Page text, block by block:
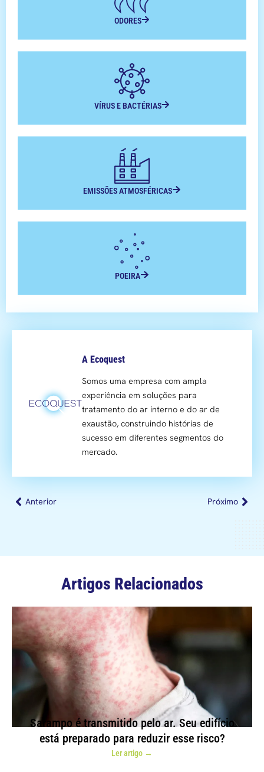
ODORES
VÍRUS E BACTÉRIAS
EMISSÕES ATMOSFÉRICAS
POEIRA
A Ecoquest
Somos uma empresa com ampla
experiência em soluções para
tratamento do ar interno e do ar de
exaustão, construindo histórias de
sucesso em diferentes segmentos do
mercado.
Anterior Próximo
Artigos Relacionados
Sarampo é transmitido pelo ar. Seu edifício
está preparado para reduzir esse risco?
Ler artigo →